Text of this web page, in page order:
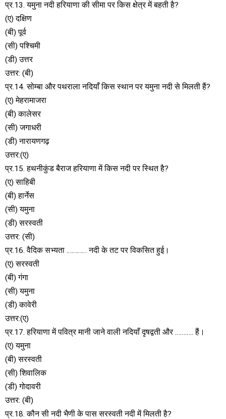
प्र.13. यमुना नदी हरियाणा की सीमा पर किस क्षेत्र में बहती है?
(ए) दक्षिण
(बी) पूर्व
(सी) पश्चिमी
(डी) उत्तर
उत्तर: (बी)
प्र.14. सोम्बा और पथराला नदियाँ किस स्थान पर यमुना नदी से मिलती हैं?
(ए) मेहरामाजरा
(बी) कालेसर
(सी) जगाधरी
(डी) नारायणगढ़
उत्तर:(ए)
प्र.15. हथनीकुंड बैराज हरियाणा में किस नदी पर स्थित है?
(ए) साहिबी
(बी) हार्नेस
(सी) यमुना
(डी) सरस्वती
उत्तर: (सी)
प्र.16. वैदिक सभ्यता ………… नदी के तट पर विकसित हुई।
(ए) सरस्वती
(बी) गंगा
(सी) यमुना
(डी) कावेरी
उत्तर:(ए)
प्र.17. हरियाणा में पवित्र मानी जाने वाली नदियाँ दृषद्वती और ……….. हैं।
(ए) यमुना
(बी) सरस्वती
(सी) शिवालिक
(डी) गोदावरी
उत्तर: (बी)
प्र.18. कौन सी नदी भैणी के पास सरस्वती नदी में मिलती है?